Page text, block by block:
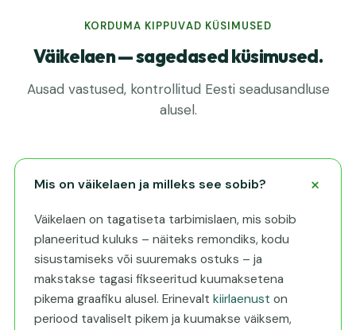
KORDUMA KIPPUVAD KÜSIMUSED
Väikelaen — sagedased küsimused.
Ausad vastused, kontrollitud Eesti seadusandluse
alusel.
Mis on väikelaen ja milleks see sobib?
Väikelaen on tagatiseta tarbimislaen, mis sobib
planeeritud kuluks – näiteks remondiks, kodu
sisustamiseks või suuremaks ostuks – ja
makstakse tagasi fikseeritud kuumaksetena
pikema graafiku alusel. Erinevalt kiirlaenust on
periood tavaliselt pikem ja kuumakse väiksem,